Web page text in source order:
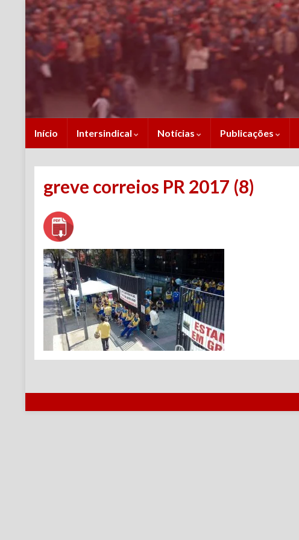
Início Intersindical Notícias Publicações
greve correios PR 2017 (8)